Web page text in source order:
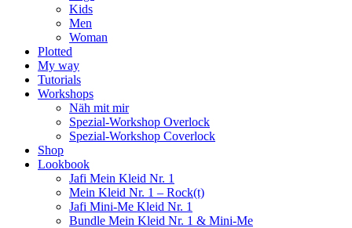
Kids
Men
Woman
Plotted
My way
Tutorials
Workshops
Näh mit mir
Spezial-Workshop Overlock
Spezial-Workshop Coverlock
Shop
Lookbook
Jafi Mein Kleid Nr. 1
Mein Kleid Nr. 1 – Rock(t)
Jafi Mini-Me Kleid Nr. 1
Bundle Mein Kleid Nr. 1 & Mini-Me